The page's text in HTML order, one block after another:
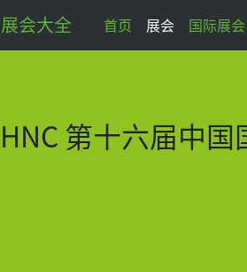
会大全 首页 展会 国际展会
HNC 第十六届中